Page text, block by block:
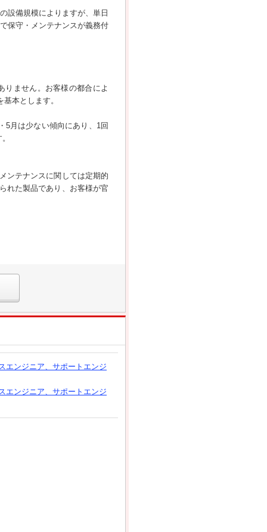
設備規模によりますが、単日
保守・メンテナンスが義務付
りません。お客様の都合によ
本とします。
5月は少ない傾向にあり、1回
ンテナンスに関しては定期的
れた製品であり、お客様が官
エンジニア、サポートエンジ
エンジニア、サポートエンジ